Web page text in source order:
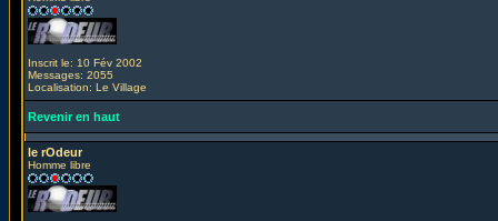
Inscrit le: 10 Fév 2002
Messages: 2055
Localisation: Le Village
Revenir en haut
le rOdeur
Homme libre